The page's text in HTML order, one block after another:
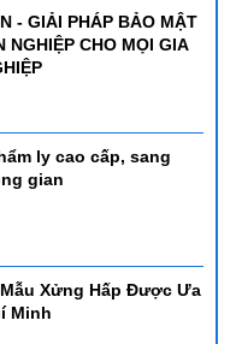
cháo hoặc các món
chính như thịt, hải sản,
chuyên dùng để giữ nhiệt
bảo món ăn luôn nóng
được làm từ chất liệu
- GIẢI PHÁP BẢO MẬT
NGHIỆP CHO MỌI GIA
ly cao cấp, sang
gian
Xửng Hấp Được Ưa
Minh